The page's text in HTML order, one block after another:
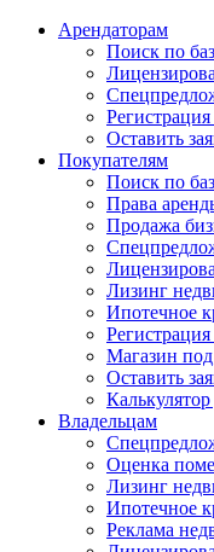
Арендаторам
Поиск по
Оставить
Покупателям
Поиск по
Права
Продажа
Лизинг
Ипотечное
Магазин
Оставить
Владельцам
Оценка
Лизинг
Ипотечное
Реклама